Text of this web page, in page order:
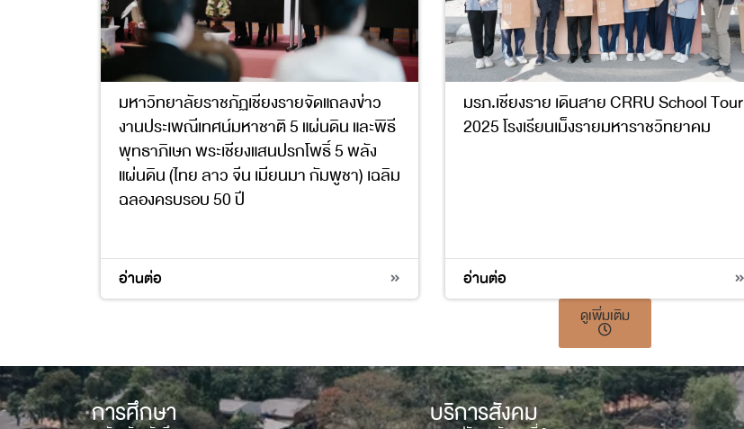
มหาวิทยาลัยราชภัฏเชียงรายจัดแถลงข่าว
งานประเพณีเทศน์มหาชาติ 5 แผ่นดิน และพิธี
พุทธาภิเษก พระเชียงแสนปรกโพธิ์ 5 พลัง
แผ่นดิน (ไทย ลาว จีน เมียนมา กัมพูชา) เฉลิม
ฉลองครบรอบ 50 ปี
อ่านต่อ
มรภ.เชียงราย เดินสาย CRRU School Tour
2025 โรงเรียนเม็งรายมหาราชวิทยาคม
อ่านต่อ
ดูเพิ่มเติม
การศึกษา บริการสังคม